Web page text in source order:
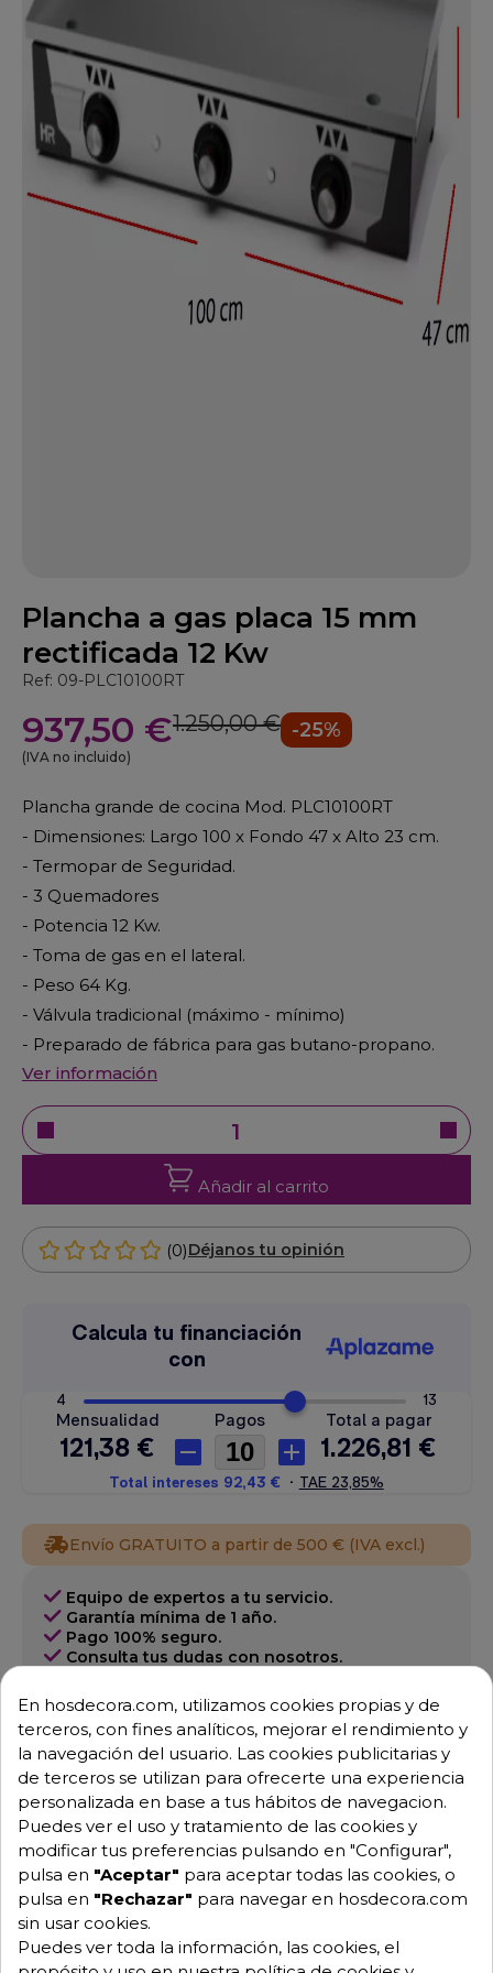
Plancha a gas placa 15 mm
rectificada 12 Kw
Ref: 09-PLC10100RT
937,50 €1.250,00 € -25%
(IVA no incluido)
Plancha grande de cocina Mod. PLC10100RT
- Dimensiones: Largo 100 x Fondo 47 x Alto 23 cm.
- Termopar de Seguridad.
- 3 Quemadores
- Potencia 12 Kw.
- Toma de gas en el lateral.
- Peso 64 Kg.
- Válvula tradicional (máximo - mínimo)
- Preparado de fábrica para gas butano-propano.
Ver información
Añadir al carrito
(0)Déjanos tu opinión
Envío GRATUITO a partir de 500 € (IVA excl.)
Equipo de expertos a tu servicio.
Garantía mínima de 1 año.
Pago 100% seguro.
Consulta tus dudas con nosotros.
976 25 59 91
info@hosdecora.com
Hablemos
Pide tu presupuesto
En hosdecora.com, utilizamos cookies propias y de
terceros, con fines analíticos, mejorar el rendimiento y
la navegación del usuario. Las cookies publicitarias y
de terceros se utilizan para ofrecerte una experiencia
personalizada en base a tus hábitos de navegacion.
Puedes ver el uso y tratamiento de las cookies y
modificar tus preferencias pulsando en "Configurar",
pulsa en "Aceptar" para aceptar todas las cookies, o
pulsa en "Rechazar" para navegar en hosdecora.com
sin usar cookies.
Puedes ver toda la información, las cookies, el